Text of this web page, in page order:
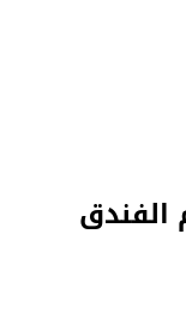
الفندق